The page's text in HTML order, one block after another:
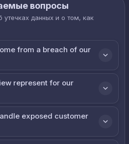
вопросы
утечках данных и о том, как
from a breach of our
represent for our
exposed customer